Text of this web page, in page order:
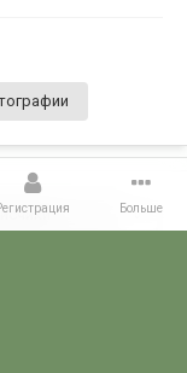
0
Больше